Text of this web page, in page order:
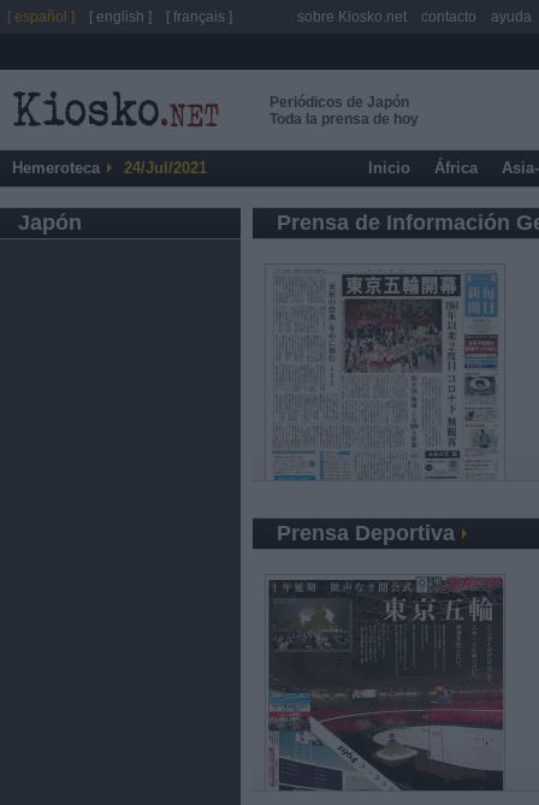
Periódicos de Japón
Toda la prensa de hoy
Hemeroteca 24/Jul/2021 Inicio África
Japón Prensa de Información
Prensa Deportiva
[ español ] [ english ] [ français ] sobre Kiosko.net contacto ayuda